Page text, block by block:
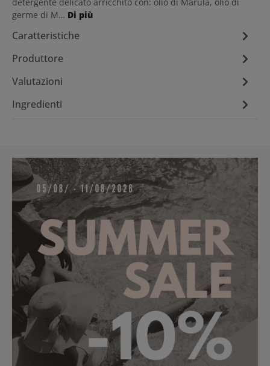
germe di M… Di più
Caratteristiche
Produttore
Valutazioni
Ingredienti